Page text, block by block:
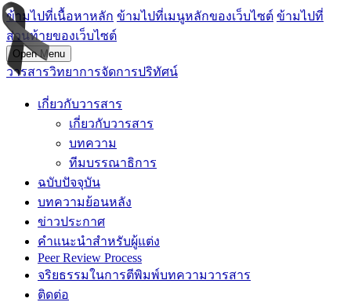
ข้ามไปที่เนื้อหาหลัก ข้ามไปที่เมนูหลักของเว็บไซต์ ข้ามไปที่
ส่วนท้ายของเว็บไซต์
Open Menu
วารสารวิทยาการจัดการปริทัศน์
เกี่ยวกับวารสาร
เกี่ยวกับวารสาร
บทความ
ทีมบรรณาธิการ
ฉบับปัจจุบัน
บทความย้อนหลัง
ข่าวประกาศ
คำแนะนำสำหรับผู้แต่ง
Peer Review Process
จริยธรรมในการตีพิมพ์บทความวารสาร
ติดต่อ